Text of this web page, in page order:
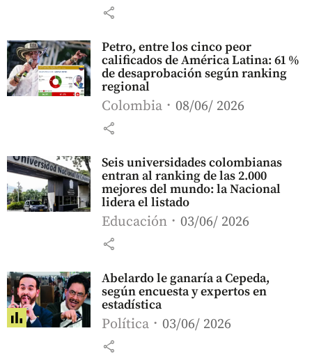
share
Petro, entre los cinco peor
calificados de América Latina: 61 %
de desaprobación según ranking
regional
Colombia 08/06/ 2026
share
Seis universidades colombianas
entran al ranking de las 2.000
mejores del mundo: la Nacional
lidera el listado
Educación 03/06/ 2026
share
Abelardo le ganaría a Cepeda,
según encuesta y expertos en
estadística
Política 03/06/ 2026
share